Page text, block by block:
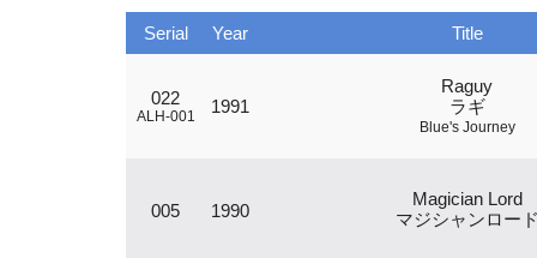
Serial Year Title
022
ALH-001 1991
Raguy
ラギ
Blue's Journey
005 1990
Magician Lord
マジシャンロー